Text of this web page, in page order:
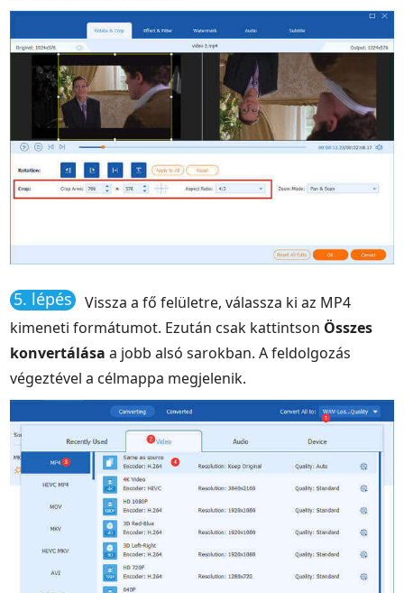
5. lépés
Vissza a fő felületre, válassza ki az MP4
kimeneti formátumot. Ezután csak kattintson Összes
konvertálása a jobb alsó sarokban. A feldolgozás
végeztével a célmappa megjelenik.